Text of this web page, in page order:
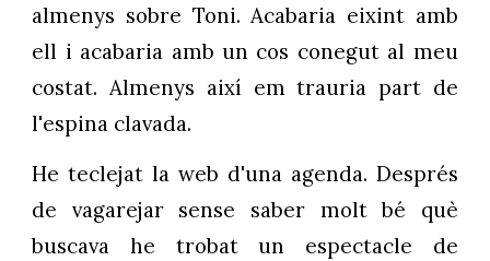
almenys sobre Toni. Acabaria eixint amb
ell i acabaria amb un cos conegut al meu
costat. Almenys així em trauria part de
l'espina clavada.
He teclejat la web d'una agenda. Després
de vagarejar sense saber molt bé què
buscava he trobat un espectacle de